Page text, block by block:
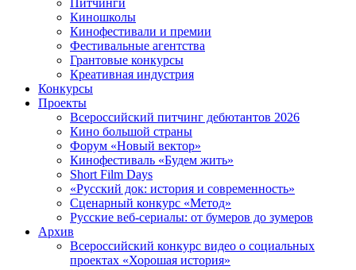
Питчинги
Киношколы
Кинофестивали и премии
Фестивальные агентства
Грантовые конкурсы
Креативная индустрия
Конкурсы
Проекты
Всероссийский питчинг дебютантов 2026
Кино большой страны
Форум «Новый вектор»
Кинофестиваль «Будем жить»
Short Film Days
«Русский док: история и современность»
Сценарный конкурс «Метод»
Русские веб-сериалы: от бумеров до зумеров
Архив
Всероссийский конкурс видео о социальных
проектах «Хорошая история»